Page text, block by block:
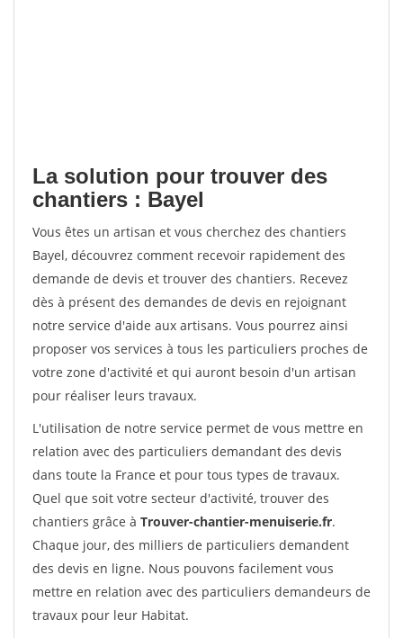
La solution pour trouver des
chantiers : Bayel
Vous êtes un artisan et vous cherchez des chantiers
Bayel, découvrez comment recevoir rapidement des
demande de devis et trouver des chantiers. Recevez
dès à présent des demandes de devis en rejoignant
notre service d'aide aux artisans. Vous pourrez ainsi
proposer vos services à tous les particuliers proches de
votre zone d'activité et qui auront besoin d'un artisan
pour réaliser leurs travaux.
L'utilisation de notre service permet de vous mettre en
relation avec des particuliers demandant des devis
dans toute la France et pour tous types de travaux.
Quel que soit votre secteur d'activité, trouver des
chantiers grâce à Trouver-chantier-menuiserie.fr.
Chaque jour, des milliers de particuliers demandent
des devis en ligne. Nous pouvons facilement vous
mettre en relation avec des particuliers demandeurs de
travaux pour leur Habitat.